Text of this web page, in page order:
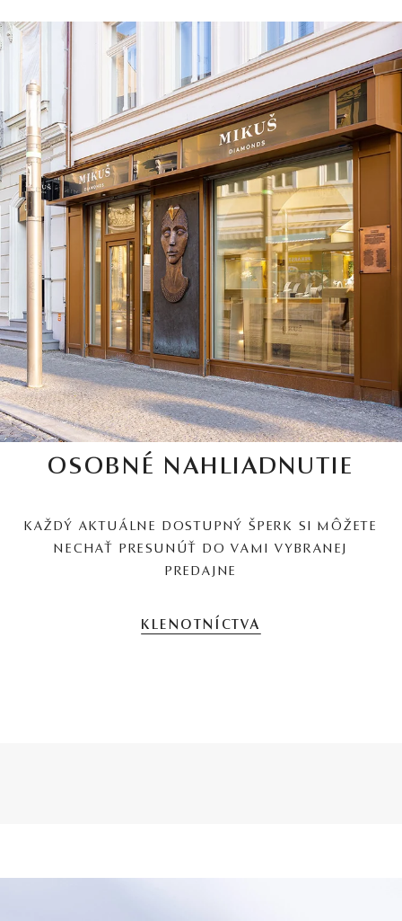
OSOBNÉ NAHLIADNUTIE
KAŽDÝ AKTUÁLNE DOSTUPNÝ ŠPERK SI MÔŽETE
NECHAŤ PRESUNÚŤ DO VAMI VYBRANEJ
PREDAJNE
KLENOTNÍCTVA